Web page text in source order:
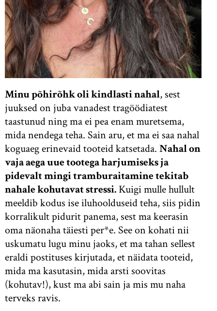
Minu põhirõhk oli kindlasti nahal, sest
juuksed on juba vanadest tragöödiatest
taastunud ning ma ei pea enam muretsema,
mida nendega teha. Sain aru, et ma ei saa nahal
koguaeg erinevaid tooteid katsetada. Nahal on
vaja aega uue tootega harjumiseks ja
pidevalt mingi tramburaitamine tekitab
nahale kohutavat stressi. Kuigi mulle hullult
meeldib kodus ise iluhoolduseid teha, siis pidin
korralikult pidurit panema, sest ma keerasin
oma näonaha täiesti per*e. See on kohati nii
uskumatu lugu minu jaoks, et ma tahan sellest
eraldi postituses kirjutada, et näidata tooteid,
mida ma kasutasin, mida arsti soovitas
(kohutav!), kust ma abi sain ja mis mu naha
terveks ravis.